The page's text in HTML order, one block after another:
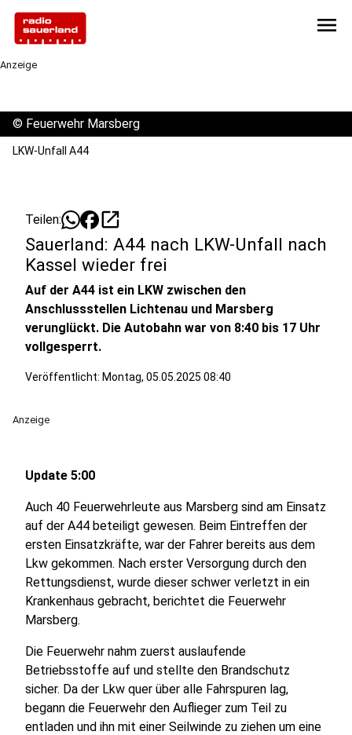
menu
Anzeige
© Feuerwehr Marsberg
LKW-Unfall A44
Teilen: open_in_new
Sauerland: A44 nach LKW-Unfall nach
Kassel wieder frei
Auf der A44 ist ein LKW zwischen den
Anschlussstellen Lichtenau und Marsberg
verunglückt. Die Autobahn war von 8:40 bis 17 Uhr
vollgesperrt.
Veröffentlicht: Montag, 05.05.2025 08:40
Anzeige
Update 5:00
Auch 40 Feuerwehrleute aus Marsberg sind am Einsatz
auf der A44 beteiligt gewesen. Beim Eintreffen der
ersten Einsatzkräfte, war der Fahrer bereits aus dem
Lkw gekommen. Nach erster Versorgung durch den
Rettungsdienst, wurde dieser schwer verletzt in ein
Krankenhaus gebracht, berichtet die Feuerwehr
Marsberg.
Die Feuerwehr nahm zuerst auslaufende
Betriebsstoffe auf und stellte den Brandschutz
sicher. Da der Lkw quer über alle Fahrspuren lag,
begann die Feuerwehr den Auflieger zum Teil zu
entladen und ihn mit einer Seilwinde zu ziehen um eine